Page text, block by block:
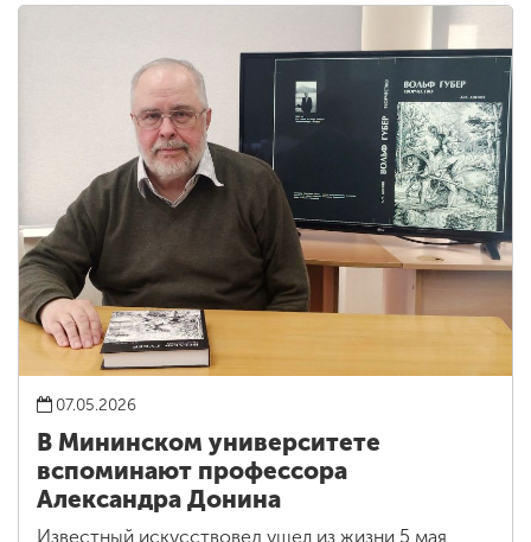
07.05.2026
В Мининском университете
вспоминают профессора
Александра Донина
Известный искусствовед ушел из жизни 5 мая